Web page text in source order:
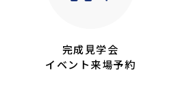
完成見学会
イベント来場予約